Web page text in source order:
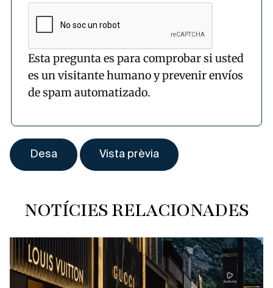
Esta pregunta es para comprobar si usted
es un visitante humano y prevenir envíos
de spam automatizado.
NOTÍCIES RELACIONADES